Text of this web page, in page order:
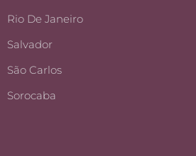
Rio De Janeiro
Salvador
São Carlos
Sorocaba